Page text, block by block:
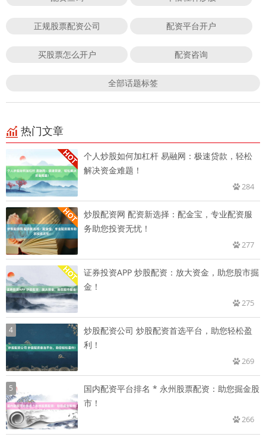
正规股票配资公司 配资平台开户
买股票怎么开户 配资咨询
全部话题标签
热门文章
个人炒股如何加杠杆 易融网：极速贷款，轻松
解决资金难题！
284
炒股配资网 配资新选择：配金宝，专业配资服
务助您投资无忧！
277
证券投资APP 炒股配资：放大资金，助您股市掘
金！
275
4
炒股配资公司 炒股配资首选平台，助您轻松盈
利！
269
5
国内配资平台排名 * 永州股票配资：助您掘金股
市！
266